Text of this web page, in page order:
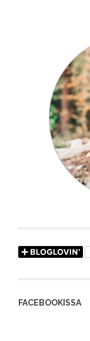
FACEBOOKISSA